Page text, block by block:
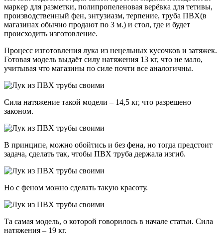
маркер для разметки, полипропеленовая верёвка для тетивы,
производственный фен, энтузиазм, терпение, труба ПВХ(в
магазинах обычно продают по 3 м.) и стол, где и будет
происходить изготовление.
Процесс изготовления лука из нецельных кусочков и затяжек.
Готовая модель выдаёт силу натяжения 13 кг, что не мало,
учитывая что магазины по силе почти все аналогичны.
Сила натяжение такой модели – 14,5 кг, что разрешено
законом.
В принципе, можно обойтись и без фена, но тогда предстоит
задача, сделать так, чтобы ПВХ труба держала изгиб.
Но с феном можно сделать такую красоту.
Та самая модель, о которой говорилось в начале статьи. Сила
натяжения – 19 кг.